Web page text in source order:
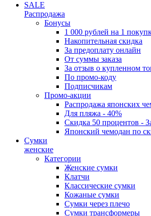
SALE
Распродажа
Бонусы
1 000 рублей на 1
Накопительная скидка
За предоплату онлайн
От суммы заказа
За отзыв о купленном
По промо-коду
Подписчикам
Промо-акции
Распродажа японских
Для пляжа - 40%
Скидка 50 процентов -
Японский чемодан по
Сумки
женские
Категории
Женские сумки
Клатчи
Классические сумки
Кожаные сумки
Сумки через плечо
Сумки трансформеры